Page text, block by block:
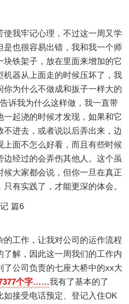
使我牢记心理，不过这一周又学
是也很容易出错，我和我一个师
铁架子，放在里面来增加的它
机器从上面走的时候压坏了，我
你为什么不做成和扳子一样大的
诉我为什么这样做，我一直带
起浇的时候才发现，如果和它
进去，或者说以后弄出来，边
上面不怎么好看，而且有些时候
边经过的会弄伤其他人。这个虽
候大家都会说，但你一旦在真正
有实践了，才能更深的体会。
的工作，让我对公司的运作流程
了解，因此这一周我们的工作内
了公司负责的七座大桥中的xx大
个字……我有了基本的了
如接受电话预定、登记入住OK
篇6